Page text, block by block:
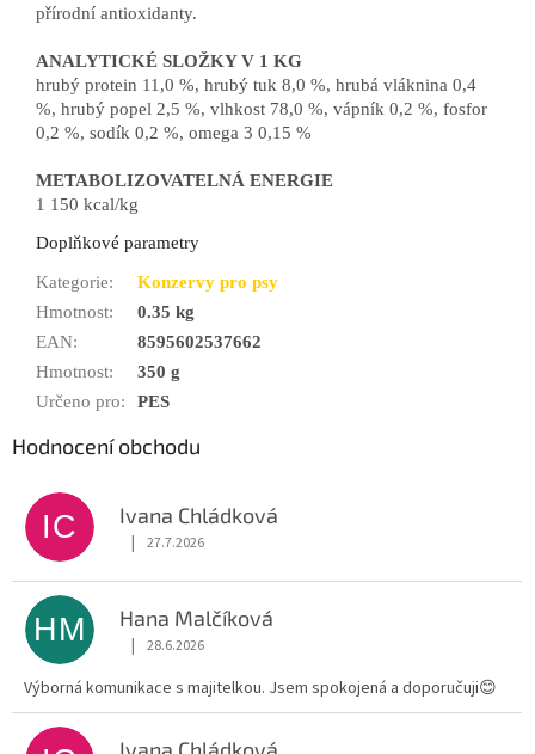
přírodní antioxidanty.
ANALYTICKÉ SLOŽKY V 1 KG
hrubý protein 11,0 %, hrubý tuk 8,0 %, hrubá vláknina 0,4
%, hrubý popel 2,5 %, vlhkost 78,0 %, vápník 0,2 %, fosfor
0,2 %, sodík 0,2 %, omega 3 0,15 %
METABOLIZOVATELNÁ ENERGIE
1 150 kcal/kg
Doplňkové parametry
Kategorie:
Konzervy pro psy
Hmotnost:
0.35 kg
EAN:
8595602537662
Hmotnost:
350 g
Určeno pro: PES
Hodnocení obchodu
IC Ivana Chládková
Hodnocení obchodu je 5 z 5 hvězdiček.
| 27.7.2026
HM Hana Malčíková
Hodnocení obchodu je 5 z 5 hvězdiček.
| 28.6.2026
Výborná komunikace s majitelkou. Jsem spokojená a doporučuji😊
Ivana Chládková